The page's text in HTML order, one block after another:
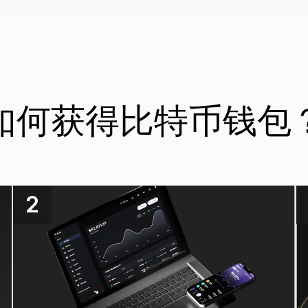
何获得比特币钱包
2